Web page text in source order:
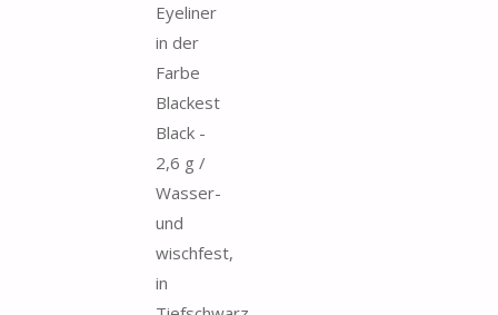
Eyeliner
in der
Farbe
Blackest
Black -
2,6 g /
Wasser-
und
wischfest,
in